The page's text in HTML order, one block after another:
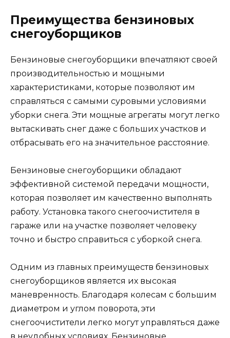
Преимущества бензиновых
снегоуборщиков
Бензиновые снегоуборщики впечатляют своей
производительностью и мощными
характеристиками, которые позволяют им
справляться с самыми суровыми условиями
уборки снега. Эти мощные агрегаты могут легко
вытаскивать снег даже с больших участков и
отбрасывать его на значительное расстояние.
Бензиновые снегоуборщики обладают
эффективной системой передачи мощности,
которая позволяет им качественно выполнять
работу. Установка такого снегоочистителя в
гараже или на участке позволяет человеку
точно и быстро справиться с уборкой снега.
Одним из главных преимуществ бензиновых
снегоуборщиков является их высокая
маневренность. Благодаря колесам с большим
диаметром и углом поворота, эти
снегоочистители легко могут управляться даже